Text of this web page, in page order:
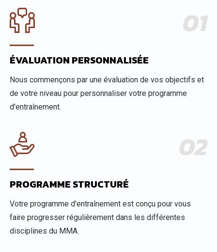
01
ÉVALUATION PERSONNALISÉE
Nous commençons par une évaluation de vos objectifs et
de votre niveau pour personnaliser votre programme
d'entraînement.
02
PROGRAMME STRUCTURÉ
Votre programme d'entraînement est conçu pour vous
faire progresser régulièrement dans les différentes
disciplines du MMA.